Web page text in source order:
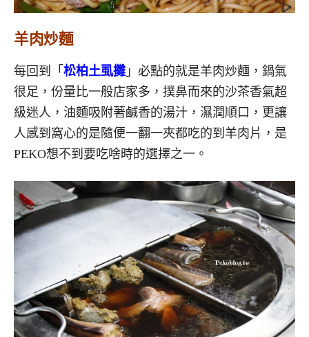
羊肉炒麵
每回到「 松柏土虱攤 」必點的就是羊肉炒麵，鍋氣
很足，份量比一般店家多，撲鼻而來的沙茶香氣超
級迷人，油麵吸附著鹹香的湯汁，濕潤順口，更讓
人感到窩心的是隨便一翻一夾都吃的到羊肉片，是
PEKO想不到要吃啥時的選擇之一。